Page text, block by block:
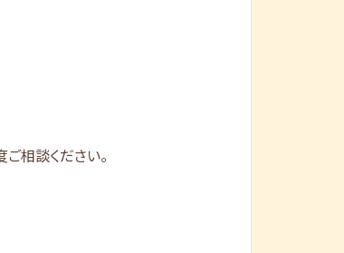
相談ください。